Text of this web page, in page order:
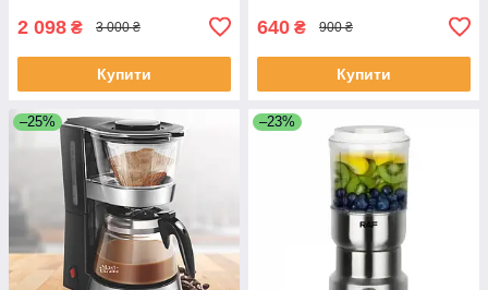
2 098 ₴ 3 000 ₴
Купити
640 ₴ 900 ₴
Купити
–25% –23%